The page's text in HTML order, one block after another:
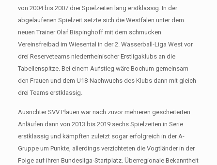
von 2004 bis 2007 drei Spielzeiten lang erstklassig. In der
abgelaufenen Spielzeit setzte sich die Westfalen unter dem
neuen Trainer Olaf Bispinghoff mit dem schmucken
Vereinsfreibad im Wiesental in der 2. Wasserball-Liga West vor
drei Reserveteams niederrheinischer Erstligaklubs an die
Tabellenspitze. Bei einem Aufstieg wäre Bochum gemeinsam
den Frauen und dem U18-Nachwuchs des Klubs dann mit gleich
drei Teams erstklassig.
Ausrichter SVV Plauen war nach zuvor mehreren gescheiterten
Anläufen dann von 2013 bis 2019 sechs Spielzeiten in Serie
erstklassig und kämpften zuletzt sogar erfolgreich in der A-
Gruppe um Punkte, allerdings verzichteten die Vogtländer in der
Folge auf ihren Bundesliga-Startplatz. Überregionale Bekanntheit